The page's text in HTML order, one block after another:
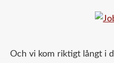
Och vi kom riktigt långt i